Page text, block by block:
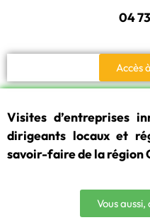
04
Accès
Visites d’entreprises
dirigeants locaux et
savoir-faire de la région
Vous